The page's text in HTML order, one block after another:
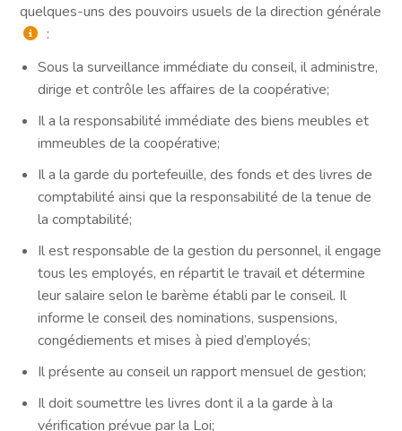
quelques-uns des pouvoirs usuels de la direction générale
:
Sous la surveillance immédiate du conseil, il administre,
dirige et contrôle les affaires de la coopérative;
Il a la responsabilité immédiate des biens meubles et
immeubles de la coopérative;
Il a la garde du portefeuille, des fonds et des livres de
comptabilité ainsi que la responsabilité de la tenue de
la comptabilité;
Il est responsable de la gestion du personnel, il engage
tous les employés, en répartit le travail et détermine
leur salaire selon le barème établi par le conseil. Il
informe le conseil des nominations, suspensions,
congédiements et mises à pied d’employés;
Il présente au conseil un rapport mensuel de gestion;
Il doit soumettre les livres dont il a la garde à la
vérification prévue par la Loi;